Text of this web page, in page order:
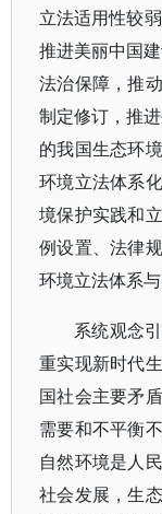
立法适用性较
推进美丽中国
法治保障，推
制定修订，推
的我国生态环
环境立法体系
境保护实践和
例设置、法律
环境立法体系
系统观念
重实现新时代
国社会主要矛
需要和不平衡
自然环境是人
社会发展，生